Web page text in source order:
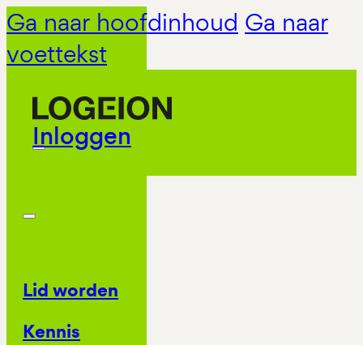
Ga naar hoofdinhoud Ga naar
voettekst
Inloggen
Lid worden
Kennis